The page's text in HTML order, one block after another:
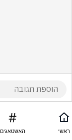
ראשי האשטאגים